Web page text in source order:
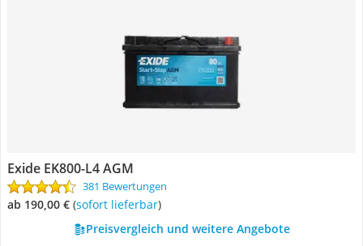
Exide EK800-L4 AGM
381 Bewertungen
ab 190,00 € ( Sofort lieferbar)
Preisvergleich und weitere Angebote